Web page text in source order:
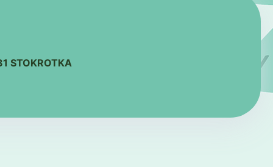
STOKROTKA